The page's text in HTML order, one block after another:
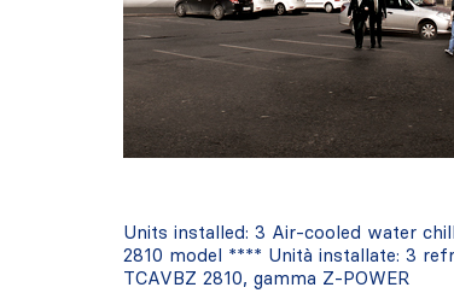
Units installed: 3 Air-cooled water
2810 model **** Unità installate: 3
TCAVBZ 2810, gamma Z-POWER